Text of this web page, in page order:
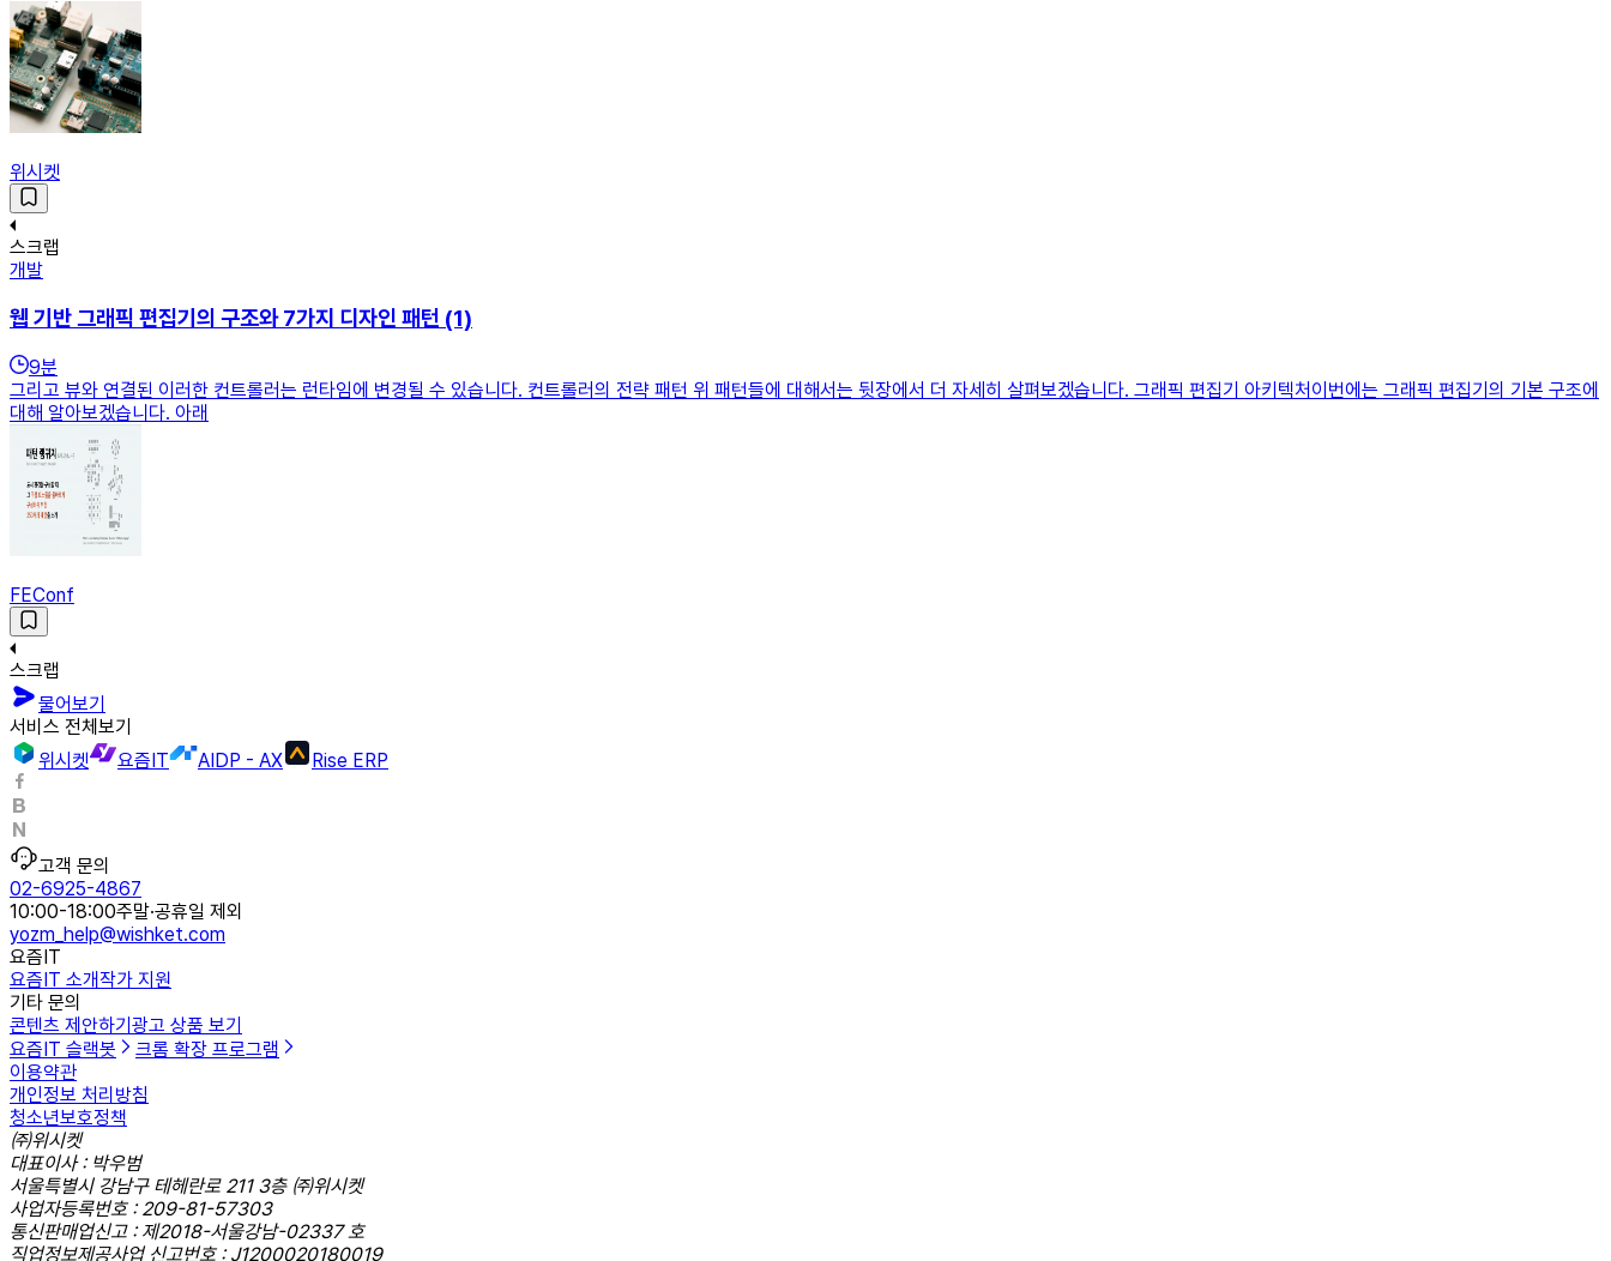
위시켓
스크랩
개발
웹 기반 그래픽 편집기의 구조와 7가지 디자인 패턴 (1)
9분
그리고 뷰와 연결된 이러한 컨트롤러는 런타임에 변경될 수 있습니다. 컨트롤러의 전략 패턴 위 패턴들에 대해서는 뒷장에서 더 자세히 살펴보겠습니다. 그래픽 편집기 아키텍처이번에는 그래픽 편집기의 기본 구조에
대해 알아보겠습니다. 아래
FEConf
스크랩
물어보기
서비스 전체보기
위시켓
요즘IT AIDP - AX Rise ERP
고객 문의
02-6925-4867
10:00-18:00주말·공휴일 제외
yozm_help@wishket.com
요즘IT
요즘IT 소개작가 지원
기타 문의
콘텐츠 제안하기광고 상품 보기
요즘IT 슬랙봇
크롬 확장 프로그램
이용약관
개인정보 처리방침
청소년보호정책
㈜위시켓
대표이사 : 박우범
서울특별시 강남구 테헤란로 211 3층 ㈜위시켓
사업자등록번호 : 209-81-57303
통신판매업신고 : 제2018-서울강남-02337 호
직업정보제공사업 신고번호 : J1200020180019